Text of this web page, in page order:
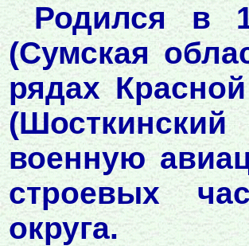
Родился в
(Сумская
рядах
военную
строевых
округа.